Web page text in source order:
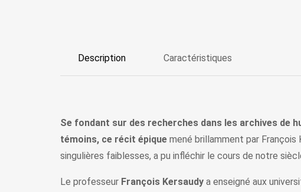
Description Caractéristiques
Se fondant sur des recherches dans les archives de
témoins, ce récit épique mené brillamment par
singulières faiblesses, a pu infléchir le cours de notre
Le professeur François Kersaudy a enseigné aux